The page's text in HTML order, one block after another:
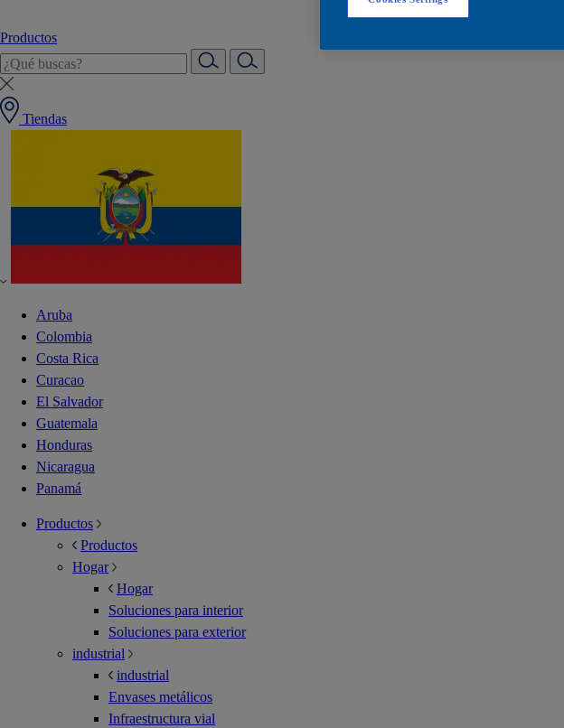
Productos
Tiendas
Aruba
Colombia
Costa Rica
Curacao
El Salvador
Guatemala
Honduras
Nicaragua
Panamá
Productos
Productos
Hogar
Hogar
Soluciones para interior
Soluciones para exterior
industrial
industrial
Envases metálicos
Infraestructura vial